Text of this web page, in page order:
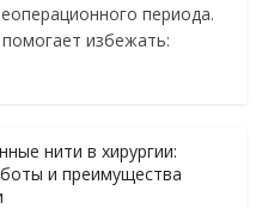
периода.
избежать:
нити в хирургии:
и преимущества